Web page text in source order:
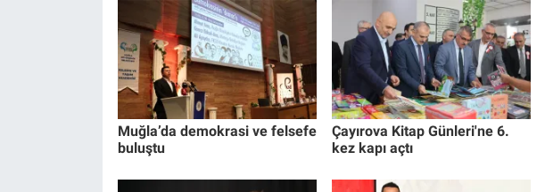
Muğla’da demokrasi ve felsefe
buluştu
Çayırova Kitap Günleri'ne 6.
kez kapı açtı